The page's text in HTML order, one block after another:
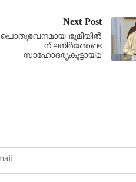
Next Post
പൊതുഭവനമായ ഭൂമിയിൽ
നിലനിർത്തേണ്ട
സാഹോദര്യകൂട്ടായ്മ